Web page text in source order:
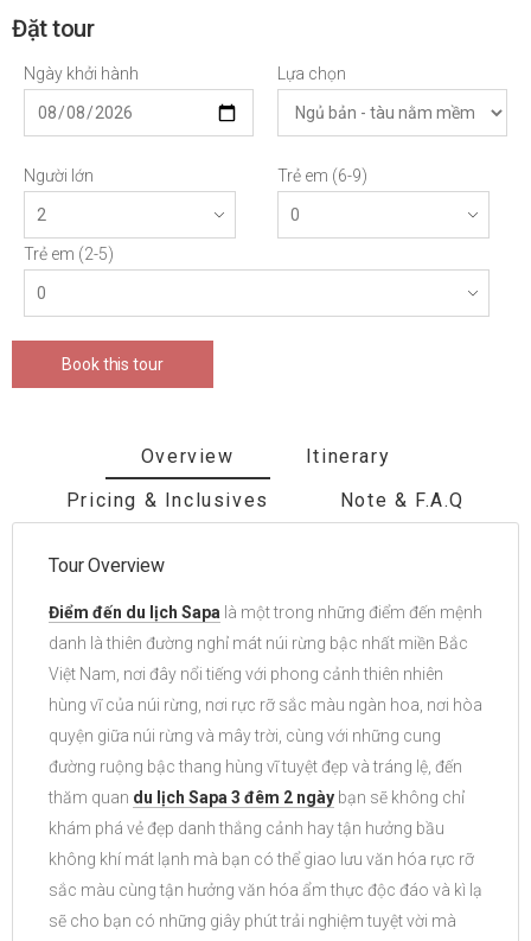
Đặt tour
Ngày khởi hành Lựa chọn
Người lớn Trẻ em (6-9)
Trẻ em (2-5)
Book this tour
Overview
Itinerary
Pricing & Inclusives
Note & F.A.Q
Tour Overview
Điểm đến du lịch Sapa là một trong những điểm đến mệnh
danh là thiên đường nghỉ mát núi rừng bậc nhất miền Bắc
Việt Nam, nơi đây nổi tiếng với phong cảnh thiên nhiên
hùng vĩ của núi rừng, nơi rực rỡ sắc màu ngàn hoa, nơi hòa
quyện giữa núi rừng và mây trời, cùng với những cung
đường ruộng bậc thang hùng vĩ tuyệt đẹp và tráng lệ, đến
thăm quan du lịch Sapa 3 đêm 2 ngày bạn sẽ không chỉ
khám phá vẻ đẹp danh thắng cảnh hay tận hưởng bầu
không khí mát lạnh mà bạn có thể giao lưu văn hóa rực rỡ
sắc màu cùng tận hưởng văn hóa ẩm thực độc đáo và kì lạ
sẽ cho bạn có những giây phút trải nghiệm tuyệt vời mà